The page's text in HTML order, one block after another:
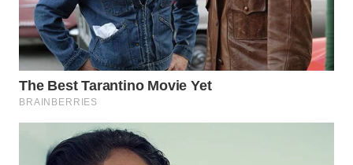
WN
TAPANULI
TANJUNG
LESUNG